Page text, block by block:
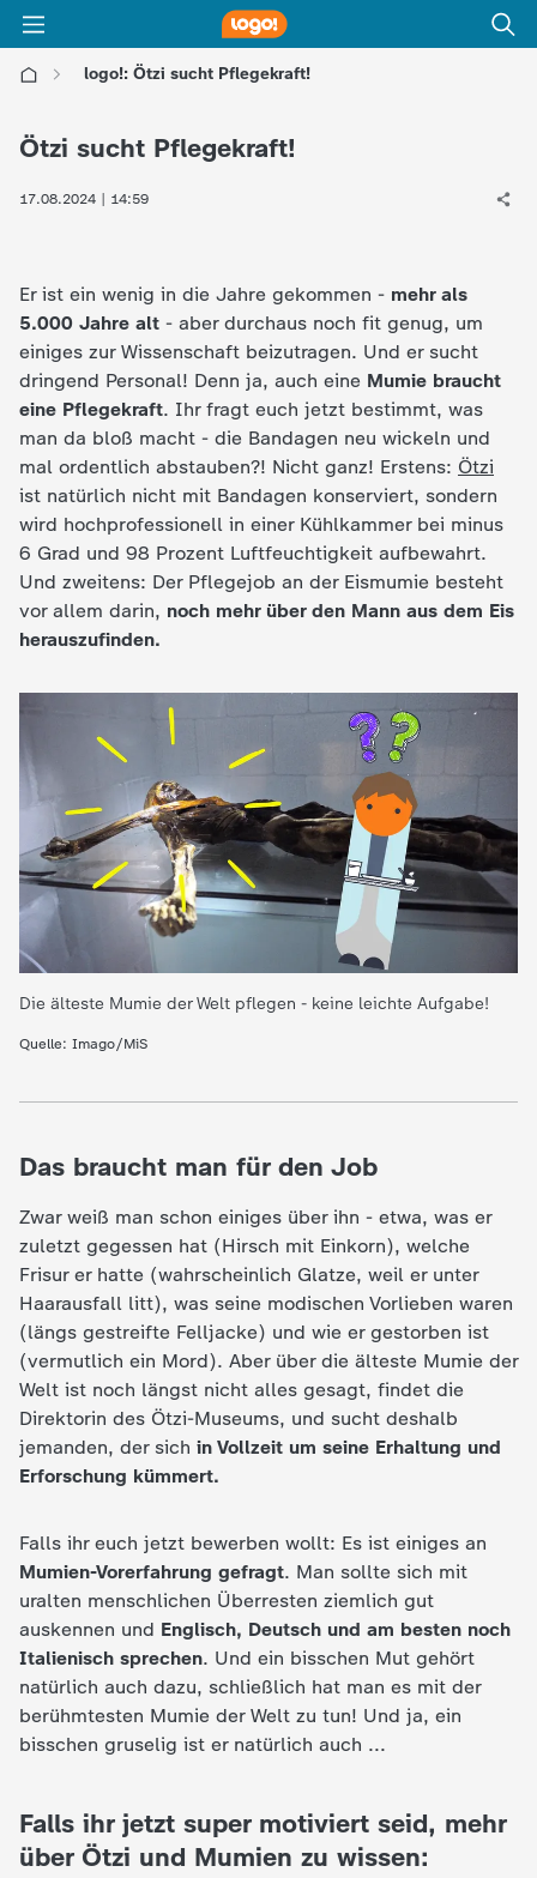
logo!: Ötzi sucht Pflegekraft!
o
o
d
K
n
e
n
a
c
h
h
n
d
D
Ötzi sucht Pflegekraft!
17.08.2024 | 14:59
Er ist ein wenig in die Jahre gekommen - mehr als
5.000 Jahre alt - aber durchaus noch fit genug, um
einiges zur Wissenschaft beizutragen. Und er sucht
dringend Personal! Denn ja, auch eine Mumie braucht
eine Pflegekraft. Ihr fragt euch jetzt bestimmt, was
man da bloß macht - die Bandagen neu wickeln und
mal ordentlich abstauben?! Nicht ganz! Erstens: Ötzi
ist natürlich nicht mit Bandagen konserviert, sondern
wird hochprofessionell in einer Kühlkammer bei minus
6 Grad und 98 Prozent Luftfeuchtigkeit aufbewahrt.
Und zweitens: Der Pflegejob an der Eismumie besteht
vor allem darin, noch mehr über den Mann aus dem Eis
herauszufinden.
Die älteste Mumie der Welt pflegen - keine leichte Aufgabe!
Quelle: Imago/MiS
Das braucht man für den Job
Zwar weiß man schon einiges über ihn - etwa, was er
zuletzt gegessen hat (Hirsch mit Einkorn), welche
Frisur er hatte (wahrscheinlich Glatze, weil er unter
Haarausfall litt), was seine modischen Vorlieben waren
(längs gestreifte Felljacke) und wie er gestorben ist
(vermutlich ein Mord). Aber über die älteste Mumie der
Welt ist noch längst nicht alles gesagt, findet die
Direktorin des Ötzi-Museums, und sucht deshalb
jemanden, der sich in Vollzeit um seine Erhaltung und
Erforschung kümmert.
Falls ihr euch jetzt bewerben wollt: Es ist einiges an
Mumien-Vorerfahrung gefragt. Man sollte sich mit
uralten menschlichen Überresten ziemlich gut
auskennen und Englisch, Deutsch und am besten noch
Italienisch sprechen. Und ein bisschen Mut gehört
natürlich auch dazu, schließlich hat man es mit der
berühmtesten Mumie der Welt zu tun! Und ja, ein
bisschen gruselig ist er natürlich auch ...
Falls ihr jetzt super motiviert seid, mehr
über Ötzi und Mumien zu wissen: